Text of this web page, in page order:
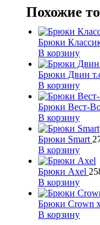
Похожие
Брюки
В корзину
Брюки Двин
В корзину
Брюки Вест-
В корзину
Брюки Smart
В корзину
Брюки Axel
В корзину
Брюки Crown
В корзину